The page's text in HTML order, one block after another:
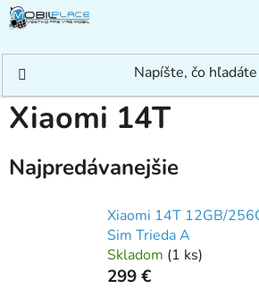
Prejsť
na
Xiaomi / Xiaomi/Mi
Xiaomi 14T
Najpredávanejšie
Xiaomi 14T 12GB/
Sim Trieda A
Skladom (1 ks)
299 €